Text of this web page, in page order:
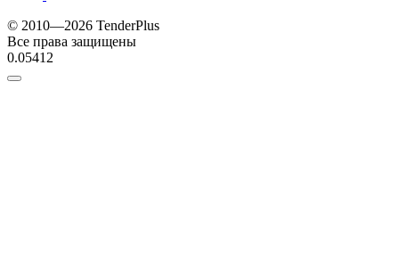
© 2010—2026 TenderPlus
Все права защищены
0.05412